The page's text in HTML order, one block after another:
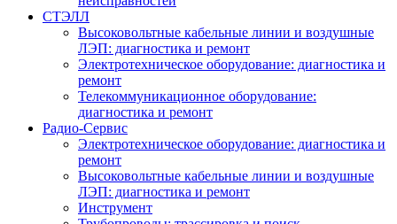
СТЭЛЛ
Высоковольтные кабельные линии и воздушные
ЛЭП: диагностика и ремонт
Электротехническое оборудование: диагностика и
ремонт
Телекоммуникационное оборудование:
диагностика и ремонт
Радио-Cервис
Электротехническое оборудование: диагностика и
ремонт
Высоковольтные кабельные линии и воздушные
ЛЭП: диагностика и ремонт
Инструмент